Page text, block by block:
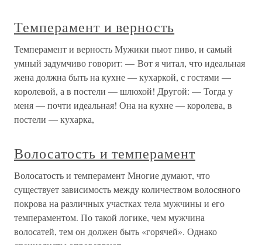
Темперамент и верность
Темперамент и верность Мужики пьют пиво, и самый
умный задумчиво говорит: — Вот я читал, что идеальная
жена должна быть на кухне — кухаркой, с гостями —
королевой, а в постели — шлюхой! Другой: — Тогда у
меня — почти идеальная! Она на кухне — королева, в
постели — кухарка,
Волосатость и темперамент
Волосатость и темперамент Многие думают, что
существует зависимость между количеством волосяного
покрова на различных участках тела мужчины и его
темпераментом. По такой логике, чем мужчина
волосатей, тем он должен быть «горячей». Однако